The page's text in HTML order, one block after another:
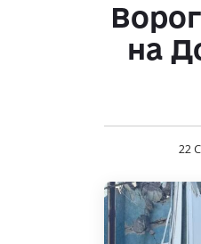
на
22